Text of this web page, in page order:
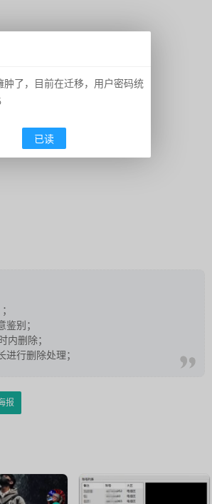
率、热量、力转换。
；
鉴别；
删除；
行删除处理；
报
肿了，目前在迁移，用户密码统
已读